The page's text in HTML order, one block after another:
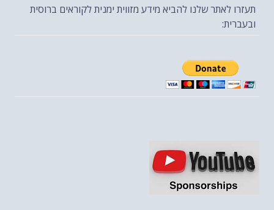
תעזרו לאתר שלנו להביא מידע מזווית ימנית לקוראים ברוסית
ובעברית: